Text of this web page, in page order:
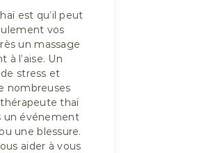
est qu’il peut
vos
un massage
l’aise. Un
stress et
nombreuses
thaï
un événement
une blessure.
aider à vous